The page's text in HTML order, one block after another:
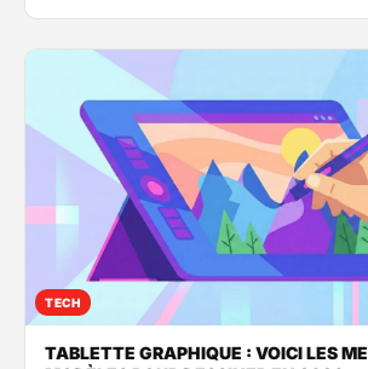
TECH
TABLETTE GRAPHIQUE : VOICI LES